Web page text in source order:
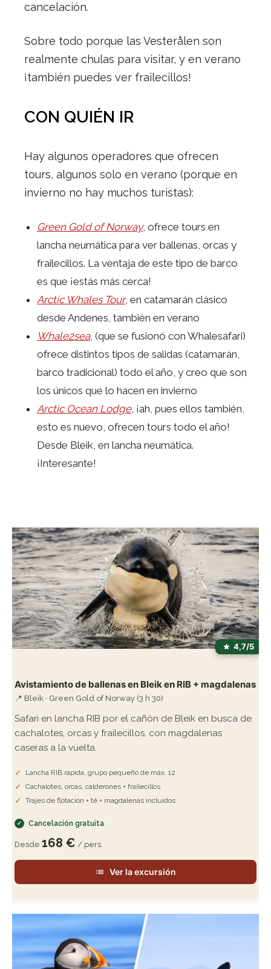
cancelación.
Sobre todo porque las Vesterålen son
realmente chulas para visitar, y en verano
¡también puedes ver frailecillos!
CON QUIÉN IR
Hay algunos operadores que ofrecen
tours, algunos solo en verano (porque en
invierno no hay muchos turistas):
Green Gold of Norway, ofrece tours en
lancha neumática para ver ballenas, orcas y
frailecillos. La ventaja de este tipo de barco
es que ¡estás más cerca!
Arctic Whales Tour, en catamarán clásico
desde Andenes, también en verano
Whale2sea, (que se fusionó con Whalesafari)
ofrece distintos tipos de salidas (catamarán,
barco tradicional) todo el año, y creo que son
los únicos que lo hacen en invierno
Arctic Ocean Lodge, ¡ah, pues ellos también,
esto es nuevo, ofrecen tours todo el año!
Desde Bleik, en lancha neumática.
¡Interesante!
4,7/5
Avistamiento de ballenas en Bleik en RIB + magdalenas
📍 Bleik · Green Gold of Norway (3 h 30)
Safari en lancha RIB por el cañón de Bleik en busca de
cachalotes, orcas y frailecillos, con magdalenas
caseras a la vuelta.
Lancha RIB rápida, grupo pequeño de máx. 12
Cachalotes, orcas, calderones + frailecillos
Trajes de flotación + té + magdalenas incluidos
Cancelación gratuita
Desde 168 € / pers.
Ver la excursión